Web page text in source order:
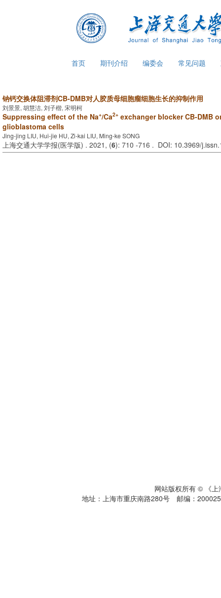
首页 期刊介绍 编委会 常见问题
钠钙交换体阻滞剂CB-DMB对人胶质母细胞瘤细胞生长的抑制作用
刘景景, 胡慧洁, 刘子楷, 宋明柯
Suppressing effect of the Na+/Ca2+ exchanger blocker CB-DMB
glioblastoma cells
Jing-jing LIU, Hui-jie HU, Zi-kai LIU, Ming-ke SONG
上海交通大学学报(医学版) . 2021, (6): 710 -716 . DOI: 10.3969/
网站版权所有 © 《
地址：上海市重庆南路280号 邮编：